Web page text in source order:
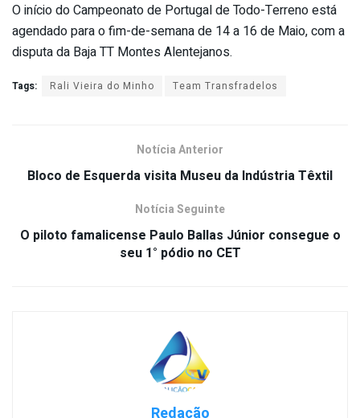
O início do Campeonato de Portugal de Todo-Terreno está
agendado para o fim-de-semana de 14 a 16 de Maio, com a
disputa da Baja TT Montes Alentejanos.
Tags: Rali Vieira do Minho Team Transfradelos
Notícia Anterior
Bloco de Esquerda visita Museu da Indústria Têxtil
Notícia Seguinte
O piloto famalicense Paulo Ballas Júnior consegue o
seu 1° pódio no CET